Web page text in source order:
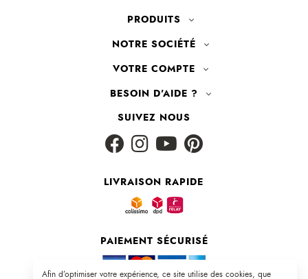
Afin d’optimiser votre expérience, ce site utilise des cookies, que
PRODUITS
NOTRE SOCIÉTÉ
VOTRE COMPTE
BESOIN D'AIDE ?
SUIVEZ NOUS
LIVRAISON RAPIDE
PAIEMENT SÉCURISÉ